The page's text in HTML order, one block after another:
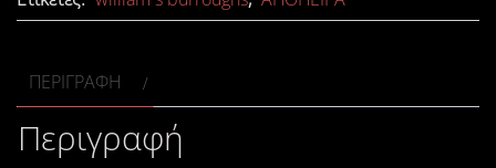
ΓΥΜΝΟ
ποσότητα
ΠΕΡΙΓΡΑΦΉ
Περιγραφή